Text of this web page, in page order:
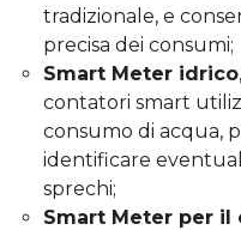
tradizionale, e
precisa dei consumi;
Smart Meter idrico
contatori smart
consumo di acqua,
identificare
sprechi;
Smart Meter per il